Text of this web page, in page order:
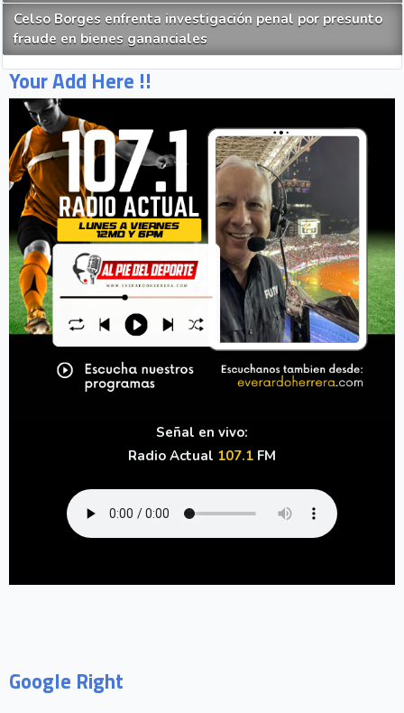
Celso Borges enfrenta investigación penal por presunto
fraude en bienes gananciales
Your Add Here !!
Señal en vivo:
Radio Actual 107.1 FM
Google Right